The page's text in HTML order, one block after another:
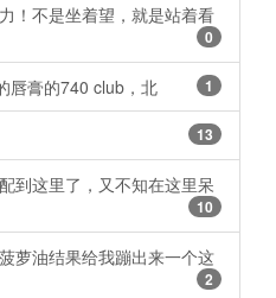
！不是坐着望，就是站着看
0
唇膏的740 club，北 1
13
到这里了，又不知在这里呆
10
萝油结果给我蹦出来一个这
2